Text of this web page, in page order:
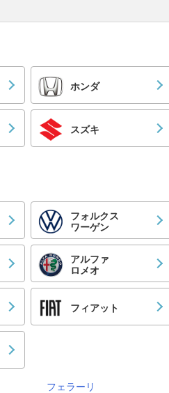
ホンダ
スズキ
フォルクス
ワーゲン
アルファ
ロメオ
フィアット
フェラーリ